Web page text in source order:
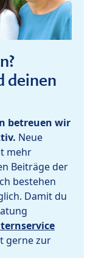
deinen
betreuen wir
Neue
mehr
Beiträge der
bestehen
Damit du
gerne zur